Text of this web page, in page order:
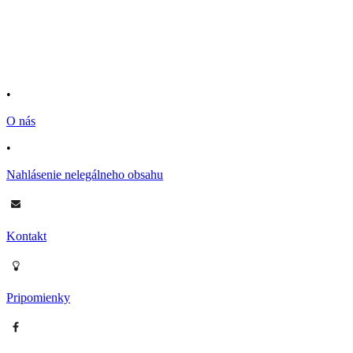
•
O nás
•
Nahlásenie nelegálneho obsahu
Kontakt
Pripomienky